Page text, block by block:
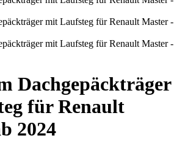
Dachgepäckträger
für Renault
2024